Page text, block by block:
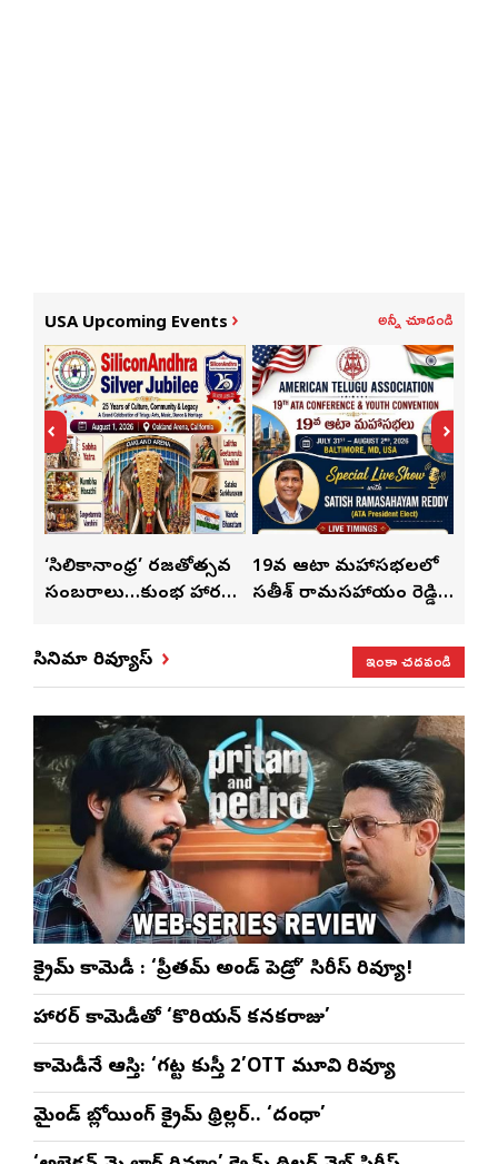
USA Upcoming Events అన్నీ చూడండి
‘సిలికానాంధ్ర’ రజతోత్సవ
సంబరాలు…కుంభ హారతి
19వ ఆటా మహాసభలలో
సతీశ్ రామసహాయం రెడ్డి
సినిమా రివ్యూస్
ఇంకా చదవండి
క్రైమ్ కామెడీ : ‘ప్రీతమ్ అండ్ పెడ్రో’ సిరీస్ రివ్యూ!
హారర్ కామెడీతో ‘కొరియన్ కనకరాజు’
కామెడీనే ఆస్తి: ‘గట్ట కుస్తీ 2’OTT మూవి రివ్యూ
మైండ్ బ్లోయింగ్ క్రైమ్ థ్రిల్లర్.. ‘దంధా’